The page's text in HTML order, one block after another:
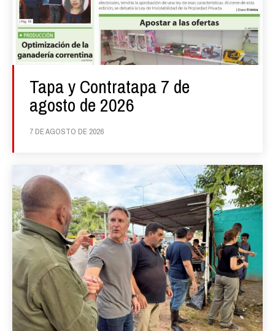
Tapa y Contratapa 7 de
agosto de 2026
7 DE AGOSTO DE 2026